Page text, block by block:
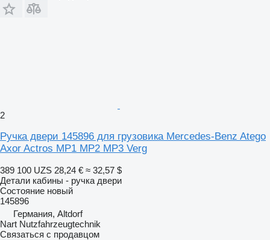
2
Ручка двери 145896 для грузовика Mercedes-Benz Atego
Axor Actros MP1 MP2 MP3 Verg
389 100 UZS 28,24 € ≈ 32,57 $
Детали кабины - ручка двери
Состояние новый
145896
Германия, Altdorf
Nart Nutzfahrzeugtechnik
Связаться с продавцом